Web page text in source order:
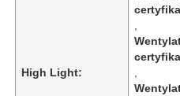
High Light: